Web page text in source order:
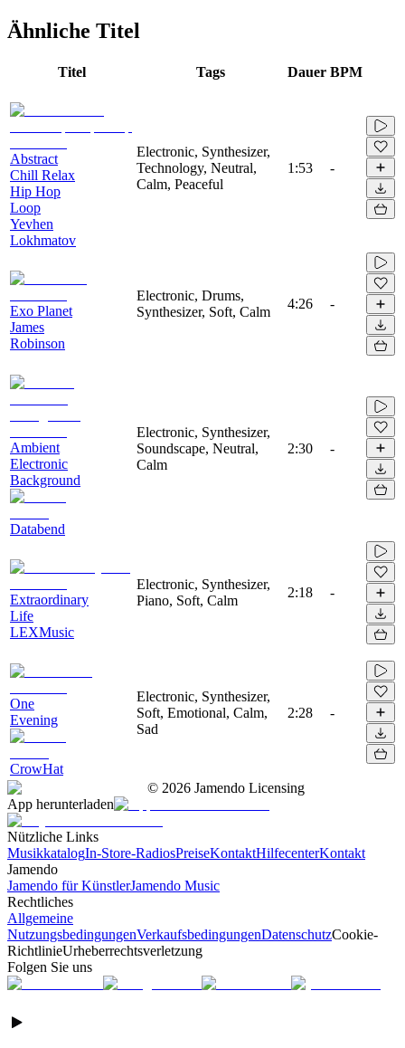
Ähnliche Titel
Titel Tags Dauer BPM
Abstract
Chill Relax
Hip Hop
Loop
Yevhen
Lokhmatov
Electronic, Synthesizer,
Technology, Neutral,
Calm, Peaceful
1:53 -
Exo Planet
James
Robinson
Electronic, Drums,
Synthesizer, Soft, Calm
4:26 -
Ambient
Electronic
Background
Databend
Electronic, Synthesizer,
Soundscape, Neutral,
Calm
2:30 -
Extraordinary
Life
LEXMusic
Electronic, Synthesizer,
Piano, Soft, Calm
2:18 -
One
Evening
CrowHat
Electronic, Synthesizer,
Soft, Emotional, Calm,
Sad
2:28 -
© 2026 Jamendo Licensing
App herunterladen
Nützliche Links
MusikkatalogIn-Store-RadiosPreiseKontaktHilfecenterKontakt
Jamendo
Jamendo für KünstlerJamendo Music
Rechtliches
Allgemeine
NutzungsbedingungenVerkaufsbedingungenDatenschutzCookie-
RichtlinieUrheberrechtsverletzung
Folgen Sie uns